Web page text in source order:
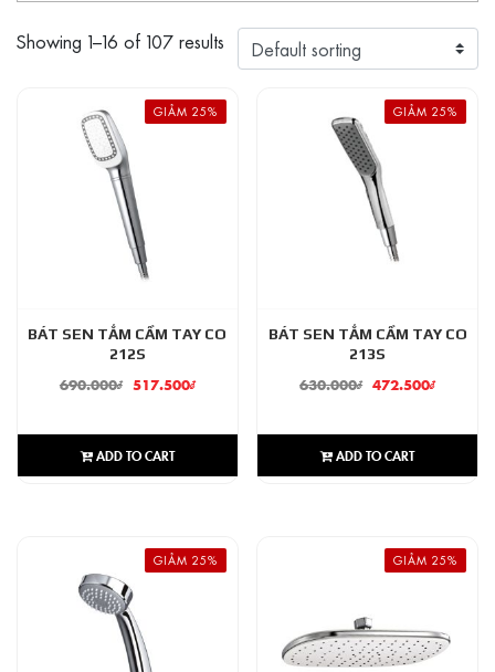
Showing 1–16 of 107 results
GIẢM 25%
BÁT SEN TẮM CẦM TAY CO
212S
690.000₫ 517.500₫
ADD TO CART
GIẢM 25%
BÁT SEN TẮM CẦM TAY CO
213S
630.000₫ 472.500₫
ADD TO CART
GIẢM 25% GIẢM 25%